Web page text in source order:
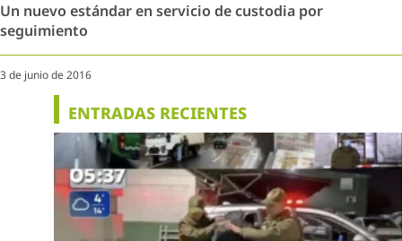
Un nuevo estándar en servicio de custodia por
seguimiento
3 de junio de 2016
ENTRADAS RECIENTES